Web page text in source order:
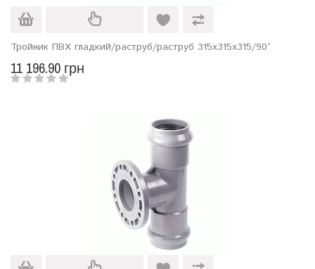
Тройник ПВХ гладкий/раструб/раструб 315х315х315/90°
11 196.90 грн